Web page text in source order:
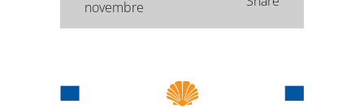
novembre